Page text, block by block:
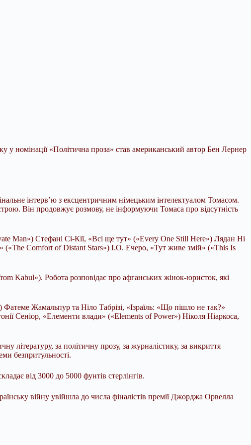
у номінації «Політична проза» став американський автор Бен Лернер
інтерв’ю з ексцентричним німецьким інтелектуалом Томасом.
Він продовжує розмову, не інформуючи Томаса про відсутність
Man») Стефані Сі-Кії, «Всі ще тут» («Every One Still Here») Лядан Ні
Comfort of Distant Stars») І.О. Ечеро, «Тут живе змій» («This Is
Kabul»). Робота розповідає про афганських жінок-юристок, які
Жамальпур та Ніло Табрізі, «Ізраїль: «Що пішло не так?»
Сеніор, «Елементи влади» («Elements of Power») Ніколя Ніаркоса,
літературу, за політичну прозу, за журналістику, за викриття
безпритульності.
від 3000 до 5000 фунтів стерлінгів.
війну увійшла до числа фіналістів премії Джорджа Орвелла